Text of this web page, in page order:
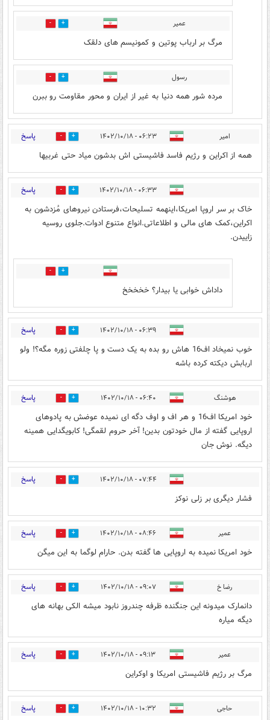
عمیر 7
مرگ بر ارباب پوتین و کمونیسم های دلقک
رسول 1
مرده شور همه دنیا به غیر از ایران و محور مقاومت رو ببرن
امیر ۰۶:۲۳ - ۱۴۰۲/۱۰/۱۸ 12 پاسخ
همه از اکراین و رژیم فاسد فاشیستی اش بدشون میاد حتی غربیها
۰۶:۳۳ - ۱۴۰۲/۱۰/۱۸ 9 پاسخ
خاک بر سر اروپا امریکا،اینهمه تسلیحات،فرستادن نیروهای مُزدشون به
اکراین،کمک های مالی و اطلاعاتی.انواع متنوع ادوات‌.جلوی روسیه
زاییدن.
2
داداش خوابی یا بیدار؟ خخخخخ
۰۶:۳۹ - ۱۴۰۲/۱۰/۱۸ 15 پاسخ
خوب نمیخاد اف16 هاش رو بده به یک دست و پا چلفتی زوره مگه؟! ولو
اربابش دیکته کرده باشه
هوشنگ ۰۶:۴۰ - ۱۴۰۲/۱۰/۱۸ 4 پاسخ
خود امریکا اف16 و هر اف و اوف دگه ای نمیده عوضش به پادوهای
اروپایی گفته از مال خودتون بدین! آخر حروم لقمگی! کابویگدایی همینه
دیگه. نوش جان
۰۷:۴۴ - ۱۴۰۲/۱۰/۱۸ 3 پاسخ
فشار دیگری بر زلی نوکز
عمیر ۰۸:۴۶ - ۱۴۰۲/۱۰/۱۸ 6 پاسخ
خود امریکا نمیده به اروپایی ها گفته بدن. حارام لوگما به این میگن
رضا خ ۰۹:۰۷ - ۱۴۰۲/۱۰/۱۸ 4 پاسخ
دانمارک میدونه این جنگنده ظرفه چندروز نابود میشه الکی بهانه های
دیگه میاره
عمیر ۰۹:۱۳ - ۱۴۰۲/۱۰/۱۸ 6 پاسخ
مرگ بر رژیم فاشیستی امریکا و اوکراین
حاجی ۱۰:۳۲ - ۱۴۰۲/۱۰/۱۸ 9 پاسخ